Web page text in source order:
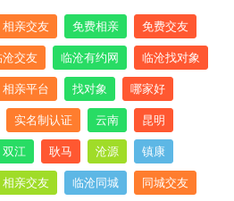
相亲交友 免费相亲 免费交友
沧交友 临沧有约网 临沧找对象
相亲平台 找对象 哪家好
实名制认证 云南 昆明
双江 耿马 沧源 镇康
相亲交友 临沧同城 同城交友